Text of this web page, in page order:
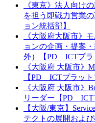
《東京》法人向け
を担う即戦力営業
ョン統括部】
《大阪府大阪市》
ョンの企画・提案
外）【PD ICTプラ
《大阪府 大阪市》
【PD ICTプラット
《大阪府 大阪市》
リーダー【PD ICT
【大阪/東京】
テクトの展開およ